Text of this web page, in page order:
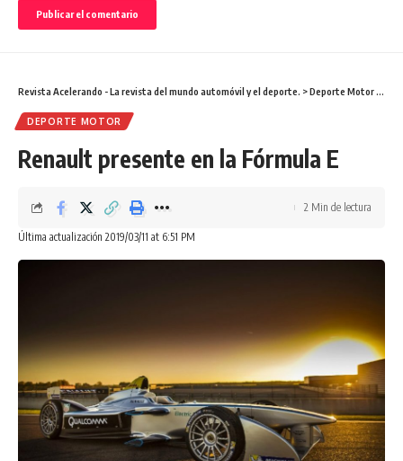
Revista Acelerando - La revista del mundo automóvil y el deporte. >Deporte Motor
DEPORTE MOTOR
Renault presente en la Fórmula E
Última actualización 2019/03/11 at 6:51 PM
2 Min de lectura